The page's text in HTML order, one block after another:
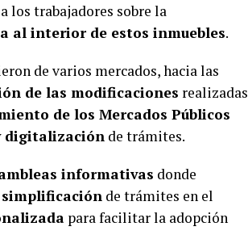
los trabajadores sobre la
al interior de estos inmuebles.
de varios mercados, hacia las
de las modificaciones realizadas
de los Mercados Públicos
digitalización de trámites.
informativas donde
de trámites en el
para facilitar la adopción